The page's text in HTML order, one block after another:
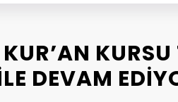
KURSU
DEVAM